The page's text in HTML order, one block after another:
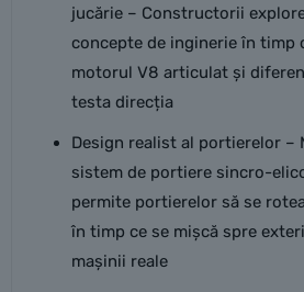
jucărie – Constructorii
concepte de inginerie în timp
motorul V8 articulat și
testa direcția
Design realist al portierelor –
sistem de portiere sincro-
permite portierelor să se
în timp ce se mișcă spre
mașinii reale